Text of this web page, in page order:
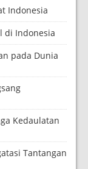
Indonesia
di Indonesia
pada Dunia
Kedaulatan
Tantangan